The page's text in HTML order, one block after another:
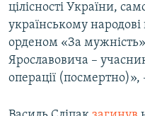
цілісності України,
українському
орденом «За
Ярославовича –
операції (посмертно)»,